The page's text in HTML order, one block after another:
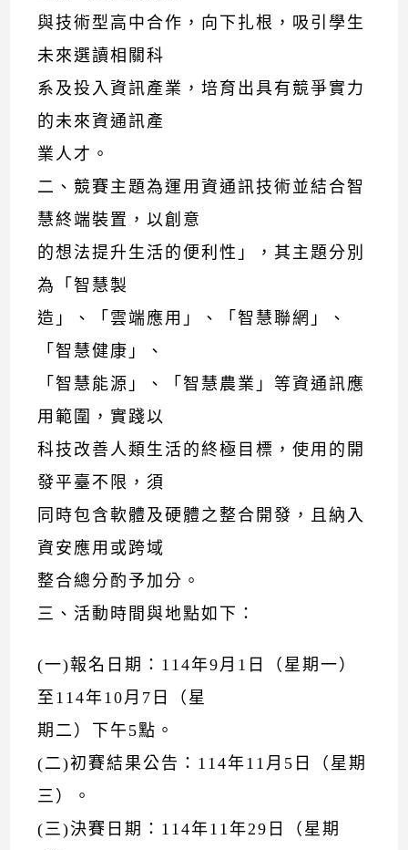
與技術型高中合作，向下扎根，吸引學生
未來選讀相關科
系及投入資訊產業，培育出具有競爭實力
的未來資通訊產
業人才。
二、競賽主題為運用資通訊技術並結合智
慧終端裝置，以創意
的想法提升生活的便利性」，其主題分別
為「智慧製
造」、「雲端應用」、「智慧聯網」、
「智慧健康」、
「智慧能源」、「智慧農業」等資通訊應
用範圍，實踐以
科技改善人類生活的終極目標，使用的開
發平臺不限，須
同時包含軟體及硬體之整合開發，且納入
資安應用或跨域
整合總分酌予加分。
三、活動時間與地點如下：
(一)報名日期：114年9月1日（星期一）
至114年10月7日（星
期二）下午5點。
(二)初賽結果公告：114年11月5日（星期
三）。
(三)決賽日期：114年11年29日（星期